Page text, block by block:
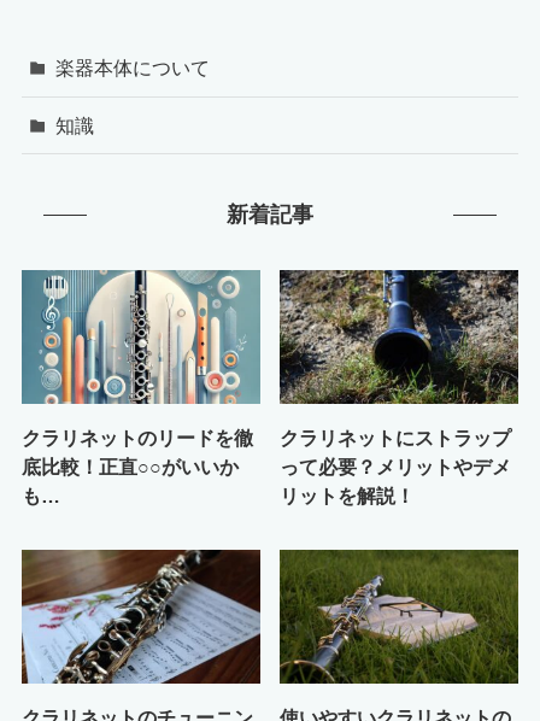
楽器本体について
知識
新着記事
クラリネットのリードを徹
底比較！正直○○がいいか
も…
クラリネットにストラップ
って必要？メリットやデメ
リットを解説！